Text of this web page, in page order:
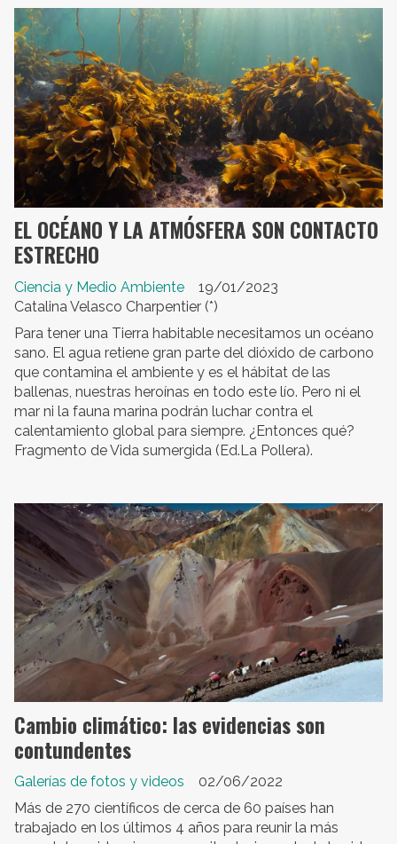
EL OCÉANO Y LA ATMÓSFERA SON CONTACTO
ESTRECHO
Catalina Velasco Charpentier (*)
Ciencia y Medio Ambiente 19/01/2023
Para tener una Tierra habitable necesitamos un océano
sano. El agua retiene gran parte del dióxido de carbono
que contamina el ambiente y es el hábitat de las
ballenas, nuestras heroínas en todo este lío. Pero ni el
mar ni la fauna marina podrán luchar contra el
calentamiento global para siempre. ¿Entonces qué?
Fragmento de Vida sumergida (Ed.La Pollera).
Cambio climático: las evidencias son
contundentes
Galerías de fotos y videos
02/06/2022
Más de 270 científicos de cerca de 60 países han
trabajado en los últimos 4 años para reunir la más